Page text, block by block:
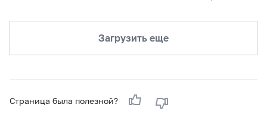
Загрузить еще
Страница была полезной?